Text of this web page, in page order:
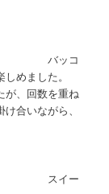
コ
めました。
が、回数を重ね
合いながら、
ー